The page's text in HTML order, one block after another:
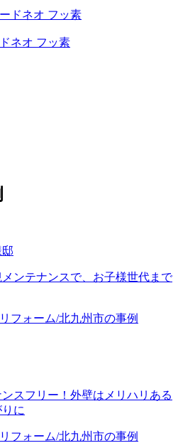
ネオ フッ素
ンテナンスで、お子様世代まで
フォーム/北九州市の事例
スフリー！外壁はメリハリある
に
フォーム/北九州市の事例